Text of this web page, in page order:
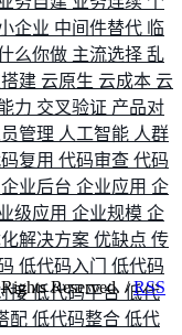
企业 中间件替代 临
么你做 主流选择 乱
建 云原生 云成本 云
力 交叉验证 产品对
管理 人工智能 人群
复用 代码审查 代码
企业后台 企业应用 企
级应用 企业规模 企
解决方案 优缺点 传
低代码入门 低代码
接低代码平台 低代
配 低代码整合 低代
Reserved. /RSS